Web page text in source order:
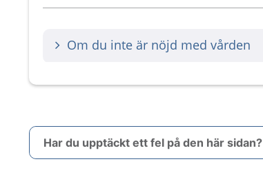
Om du inte är nöjd med vården
Har du upptäckt ett fel på den här sidan?